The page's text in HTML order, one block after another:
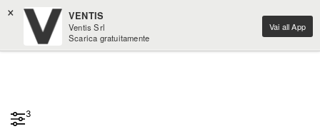
× VENTIS
Ventis Srl
Scarica gratuitamente
Vai all App
3